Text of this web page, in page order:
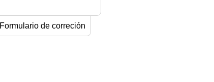
Formulario de correción